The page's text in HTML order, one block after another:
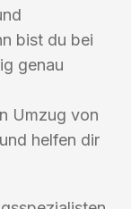
bist du bei
genau
Umzug von
helfen dir